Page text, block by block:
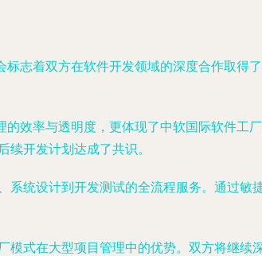
志着双方在软件开发领域的深度合作取得
效率与透明度，更体现了中软国际软件工
开发计划达成了共识。
统设计到开发测试的全流程服务。通过敏
式在大型项目管理中的优势。双方将继续